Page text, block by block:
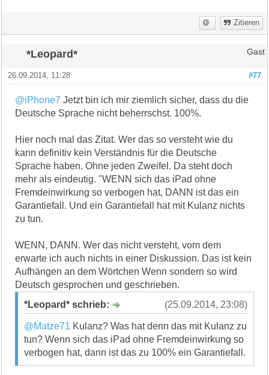
Zitieren
*Leopard* Gast
#77
26.09.2014, 11:28
@iPhone7 Jetzt bin ich mir ziemlich sicher, dass du die
Deutsche Sprache nicht beherrschst. 100%.
Hier noch mal das Zitat. Wer das so versteht wie du
kann definitiv kein Verständnis für die Deutsche
Sprache haben. Ohne jeden Zweifel. Da steht doch
mehr als eindeutig. "WENN sich das iPad ohne
Fremdeinwirkung so verbogen hat, DANN ist das ein
Garantiefall. Und ein Garantiefall hat mit Kulanz nichts
zu tun.
WENN, DANN. Wer das nicht versteht, vom dem
erwarte ich auch nichts in einer Diskussion. Das ist kein
Aufhängen an dem Wörtchen Wenn sondern so wird
Deutsch gesprochen und geschrieben.
(25.09.2014, 23:08)
*Leopard* schrieb:
@Matze71 Kulanz? Was hat denn das mit Kulanz zu
tun? Wenn sich das iPad ohne Fremdeinwirkung so
verbogen hat, dann ist das zu 100% ein Garantiefall.